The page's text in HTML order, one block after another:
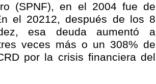
(SPNF), en el 2004 fue de
el 20212, después de los 8
esa deuda aumentó a
veces más o un 308% de
por la crisis financiera del